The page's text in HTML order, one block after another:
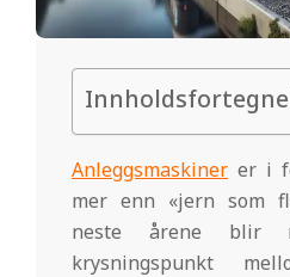
Anleggsmaskiner er i
mer enn «jern som
neste årene blir
krysningspunkt